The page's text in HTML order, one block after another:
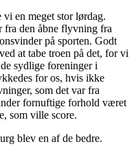
en meget stor lørdag.
fra den åbne flyvning fra
på sporten. Godt
at tabe troen på det, for vi
sydlige foreninger i
for os, hvis ikke
som det var fra
fornuftige forhold været
som ville score.
blev en af de bedre.